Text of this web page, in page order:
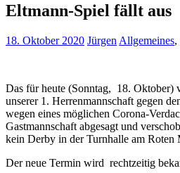
Eltmann-Spiel fällt aus
18. Oktober 2020 Jürgen Allgemeines,
Das für heute (Sonntag, 18. Oktober)
unserer 1. Herrenmannschaft gegen
wegen eines möglichen Corona-
Gastmannschaft abgesagt und
kein Derby in der Turnhalle am Roten
Der neue Termin wird rechtzeitig